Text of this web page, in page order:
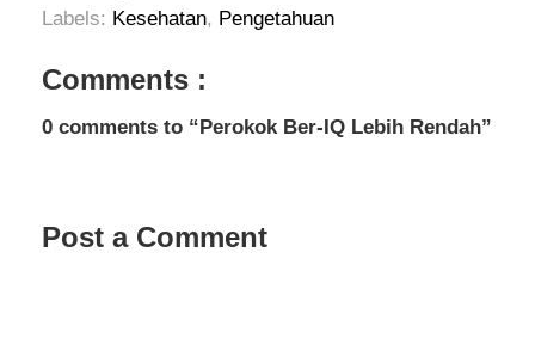
Labels: Kesehatan, Pengetahuan
Comments :
0 comments to “Perokok Ber-IQ Lebih Rendah”
Post a Comment